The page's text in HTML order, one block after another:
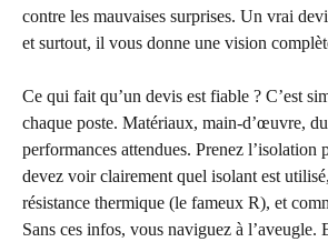
contre les mauvaises surprises. Un vrai
et surtout, il vous donne une vision
Ce qui fait qu’un devis est fiable ? C’est
chaque poste. Matériaux, main-d’œuvre,
performances attendues. Prenez l’isolation
devez voir clairement quel isolant est
résistance thermique (le fameux R), et
Sans ces infos, vous naviguez à l’aveugle.